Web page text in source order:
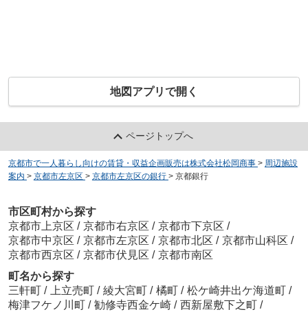
地図アプリで開く
ページトップへ
京都市で一人暮らし向けの賃貸・収益企画販売は株式会社松岡商事 > 周辺施設
案内 > 京都市左京区 > 京都市左京区の銀行 > 京都銀行
市区町村から探す
京都市上京区 / 京都市右京区 / 京都市下京区 /
京都市中京区 / 京都市左京区 / 京都市北区 / 京都市山科区 /
京都市西京区 / 京都市伏見区 / 京都市南区
町名から探す
三軒町 / 上立売町 / 綾大宮町 / 橘町 / 松ケ崎井出ケ海道町 /
梅津フケノ川町 / 勧修寺西金ケ崎 / 西新屋敷下之町 /